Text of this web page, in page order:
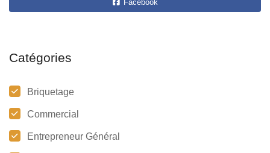
Facebook
Catégories
Briquetage
Commercial
Entrepreneur Général